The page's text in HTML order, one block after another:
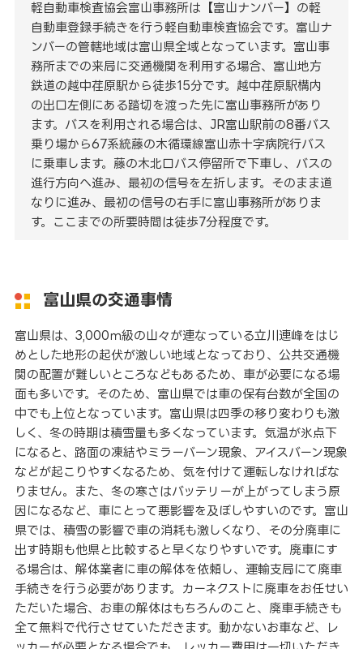
軽自動車検査協会富山事務所は【富山ナンバー】の軽
自動車登録手続きを行う軽自動車検査協会です。富山ナ
ンバーの管轄地域は富山県全域となっています。富山事
務所までの来局に交通機関を利用する場合、富山地方
鉄道の越中荏原駅から徒歩15分です。越中荏原駅構内
の出口左側にある踏切を渡った先に富山事務所があり
ます。バスを利用される場合は、JR富山駅前の8番バス
乗り場から67系統藤の木循環線富山赤十字病院行バス
に乗車します。藤の木北口バス停留所で下車し、バスの
進行方向へ進み、最初の信号を左折します。そのまま道
なりに進み、最初の信号の右手に富山事務所がありま
す。ここまでの所要時間は徒歩7分程度です。
富山県の交通事情
富山県は、3,000ｍ級の山々が連なっている立川連峰をはじ
めとした地形の起伏が激しい地域となっており、公共交通機
関の配置が難しいところなどもあるため、車が必要になる場
面も多いです。そのため、富山県では車の保有台数が全国の
中でも上位となっています。富山県は四季の移り変わりも激
しく、冬の時期は積雪量も多くなっています。気温が氷点下
になると、路面の凍結やミラーバーン現象、アイスバーン現象
などが起こりやすくなるため、気を付けて運転しなければな
りません。また、冬の寒さはバッテリーが上がってしまう原
因になるなど、車にとって悪影響を及ぼしやすいのです。富山
県では、積雪の影響で車の消耗も激しくなり、その分廃車に
出す時期も他県と比較すると早くなりやすいです。廃車にす
る場合は、解体業者に車の解体を依頼し、運輸支局にて廃車
手続きを行う必要があります。カーネクストに廃車をお任せい
ただいた場合、お車の解体はもちろんのこと、廃車手続きも
全て無料で代行させていただきます。動かないお車など、レ